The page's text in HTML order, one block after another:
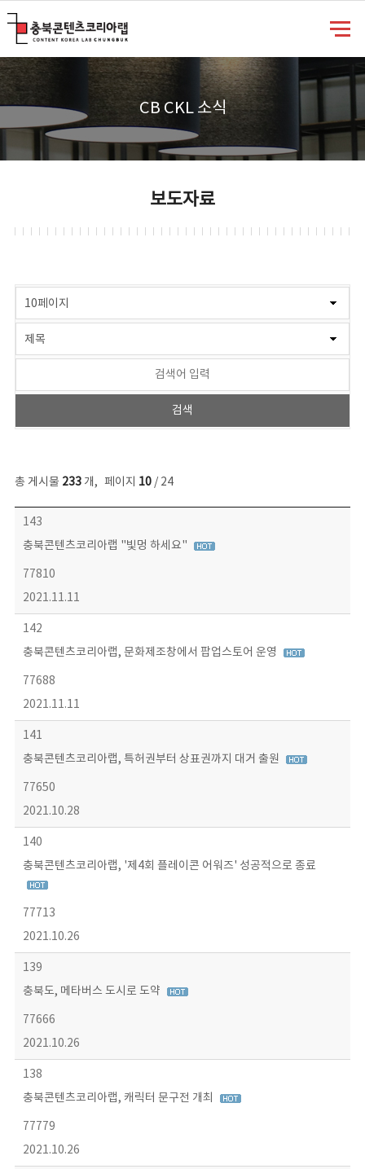
CB CKL 소식
보도자료
총 게시물 233개, 페이지 10/ 24
보도자료 목록 - 번호, 제목, 작성자, 파일, 조회수, 작성일 정보 제공
143
충북콘텐츠코리아랩 "빛멍 하세요"
77810
2021.11.11
142
충북콘텐츠코리아랩, 문화제조창에서 팝업스토어 운영
77688
2021.11.11
141
충북콘텐츠코리아랩, 특허권부터 상표권까지 대거 출원
77650
2021.10.28
140
충북콘텐츠코리아랩, '제4회 플레이콘 어워즈' 성공적으로 종료
77713
2021.10.26
139
충북도, 메타버스 도시로 도약
77666
2021.10.26
138
충북콘텐츠코리아랩, 캐릭터 문구전 개최
77779
2021.10.26